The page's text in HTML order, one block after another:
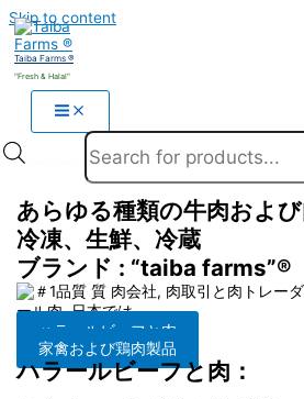
Skip to content
Taiba Farms ®
"Fresh & Halal"
あらゆる種類の牛肉およ
冷凍、生鮮、冷蔵
ブランド : “taiba farms”®
ハラールビーフと肉
家禽および鶏肉製品
ハラールビーフと肉：